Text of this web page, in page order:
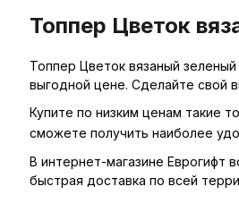
Топпер Цветок
Топпер Цветок вязаный
выгодной цене. Сделайте свой
Купите по низким ценам такие
сможете получить наиболее
В интернет-магазине Еврогифт
быстрая доставка по всей